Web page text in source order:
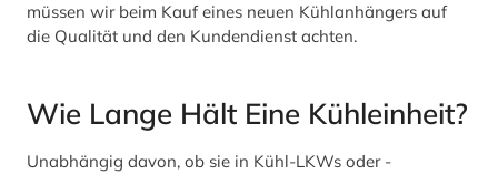
müssen wir beim Kauf eines neuen Kühlanhängers auf
die Qualität und den Kundendienst achten.
Wie Lange Hält Eine Kühleinheit?
Unabhängig davon, ob sie in Kühl-LKWs oder -